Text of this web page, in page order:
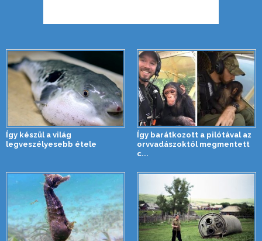
Így készül a világ
legveszélyesebb étele
Így barátkozott a pilótával az
orvvadászoktól megmentett
c...